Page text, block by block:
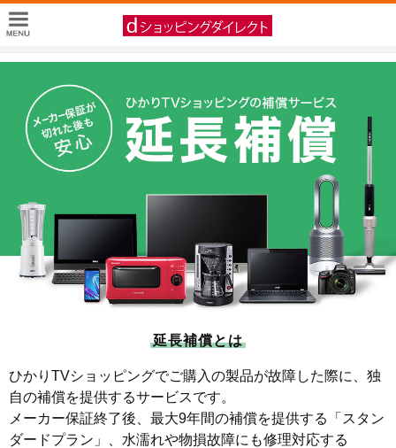
延長補償とは
ひかりTVショッピングでご購入の製品が故障した際に、独
自の補償を提供するサービスです。
メーカー保証終了後、最大9年間の補償を提供する「スタン
ダードプラン」、水濡れや物損故障にも修理対応する